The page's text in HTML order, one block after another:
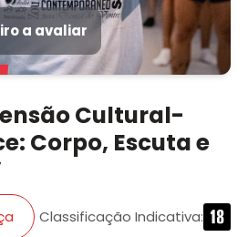
a avaliar
Cultural-
Corpo, Escuta e
Classificação Indicativa: